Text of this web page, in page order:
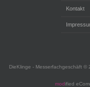
Kontakt
DieKlinge - Messerfachgeschäft
modified